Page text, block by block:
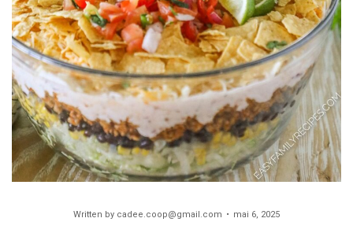
Written by cadee.coop@gmail.com mai 6, 2025